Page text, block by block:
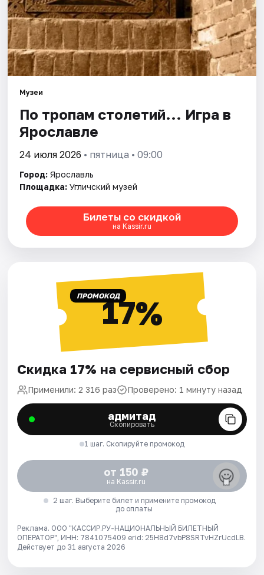
Музеи
По тропам столетий... Игра в
Ярославле
24 июля 2026 • пятница • 09:00
Город: Ярославль
Площадка: Угличский музей
Билеты со скидкой
на Kassir.ru
ПРОМОКОД17%
Скидка 17% на сервисный сбор
Применили: 2 316 раз Проверено: 1 минуту назад
адмитад
Скопировать
1 шаг. Скопируйте промокод
от 150 ₽
на Kassir.ru
2 шаг. Выберите билет и примените промокод
до оплаты
Реклама. ООО "КАССИР.РУ-НАЦИОНАЛЬНЫЙ БИЛЕТНЫЙ
ОПЕРАТОР", ИНН: 7841075409 erid: 25H8d7vbP8SRTvHZrUcdLB.
Действует до 31 августа 2026